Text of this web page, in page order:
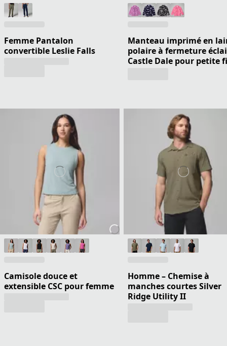
Femme Pantalon
convertible Leslie Falls
Manteau imprimé en
polaire à fermeture
Castle Dale pour petite
Camisole douce et
extensible CSC pour femme
Homme – Chemise à
manches courtes Silver
Ridge Utility II